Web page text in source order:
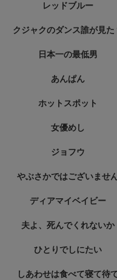
レッドブルー
クジャクのダンス誰が見た
日本一の最低男
あんぱん
ホットスポット
女優めし
ジョフウ
やぶさかではございませ
ディアマイベイビー
夫よ、死んでくれないか
ひとりでしにたい
しあわせは食べて寝て待